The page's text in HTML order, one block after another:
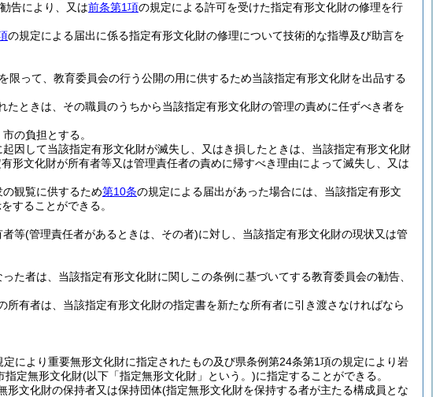
告により、又は前条第1項の規定による許可を受けた指定有形文化財の修理を行
の規定による届出に係る指定有形文化財の修理について技術的な指導及び助言を
って、教育委員会の行う公開の用に供するため当該指定有形文化財を出品する
ときは、その職員のうちから当該指定有形文化財の管理の責めに任ずべき者を
の負担とする。
因して当該指定有形文化財が滅失し、又はき損したときは、当該指定有形文化財
形文化財が所有者等又は管理責任者の責めに帰すべき理由によって滅失し、又は
観覧に供するため第10条の規定による届出があった場合には、当該指定有形文
することができる。
者等(管理責任者があるときは、その者)に対し、当該指定有形文化財の現状又は管
た者は、当該指定有形文化財に関しこの条例に基づいてする教育委員会の勧告、
有者は、当該指定有形文化財の指定書を新たな所有者に引き渡さなければなら
により重要無形文化財に指定されたもの及び県条例第24条第1項の規定により岩
指定無形文化財(以下「指定無形文化財」という。)に指定することができる。
形文化財の保持者又は保持団体(指定無形文化財を保持する者が主たる構成員とな